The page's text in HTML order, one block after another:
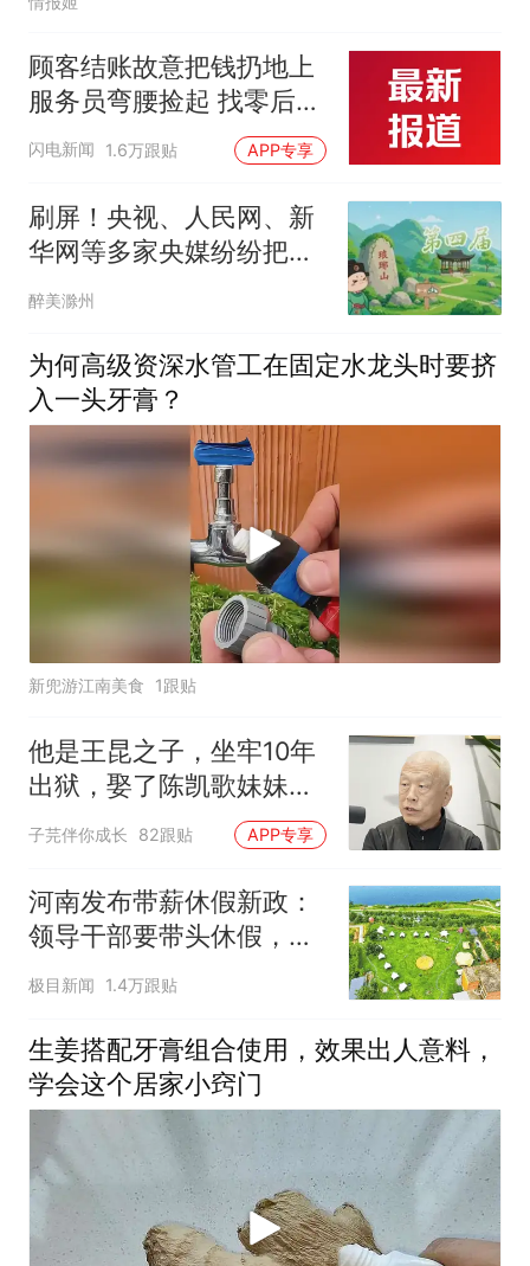
顾客结账故意把钱扔地上
服务员弯腰捡起 找零后照
原样扔回去 老板称：服务
员是我儿子 他没做错 奖
励100元
闪电新闻 1.6万跟贴 APP专享
刷屏！央视、人民网、新
华网等多家央媒纷纷把镜
头对准滁州！
醉美滁州
为何高级资深水管工在固定水龙头时要挤
入一头牙膏？
新兜游江南美食 1跟贴
他是王昆之子，坐牢10年
出狱，娶了陈凯歌妹妹，
79岁活通透了
子芫伴你成长 82跟贴 APP专享
河南发布带薪休假新政：
领导干部要带头休假，推
动全员应休尽休、休满休
假，构建“周五半天+周末
+年假”短途度假模式
极目新闻 1.4万跟贴
生姜搭配牙膏组合使用，效果出人意料，
学会这个居家小窍门